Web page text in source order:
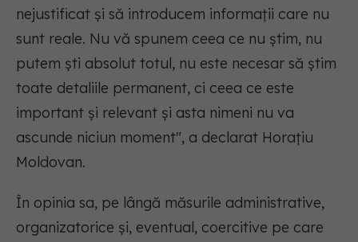
nejustificat şi să introducem informaţii care nu
sunt reale. Nu vă spunem ceea ce nu ştim, nu
putem şti absolut totul, nu este necesar să ştim
toate detaliile permanent, ci ceea ce este
important şi relevant şi asta nimeni nu va
ascunde niciun moment", a declarat Horațiu
Moldovan.
În opinia sa, pe lângă măsurile administrative,
organizatorice şi, eventual, coercitive pe care